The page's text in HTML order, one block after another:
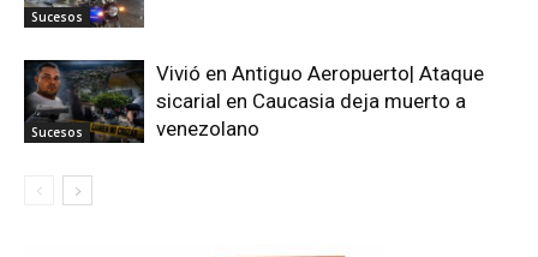
Sucesos
Sucesos
Vivió en Antiguo Aeropuerto| Ataque
sicarial en Caucasia deja muerto a
venezolano